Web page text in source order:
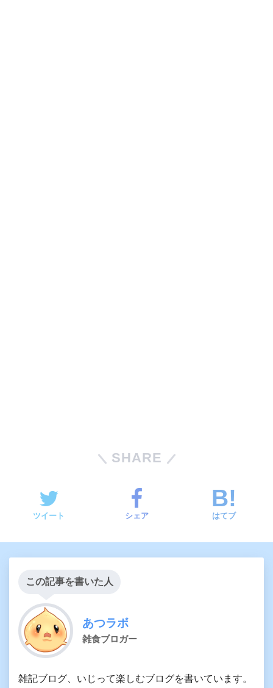
SHARE
ツイート シェア はてブ
この記事を書いた人
あつラボ
雑食ブロガー
雑記ブログ、いじって楽しむブログを書いています。